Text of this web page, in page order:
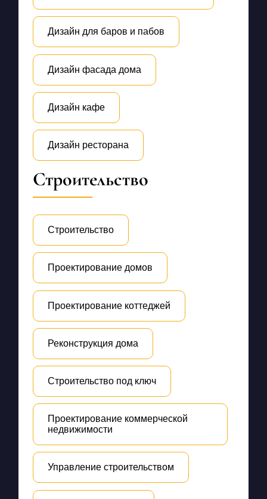
Дизайн для баров и пабов
Дизайн фасада дома
Дизайн кафе
Дизайн ресторана
Строительство
Строительство
Проектирование домов
Проектирование коттеджей
Реконструкция дома
Строительство под ключ
Проектирование коммерческой
недвижимости
Управление строительством